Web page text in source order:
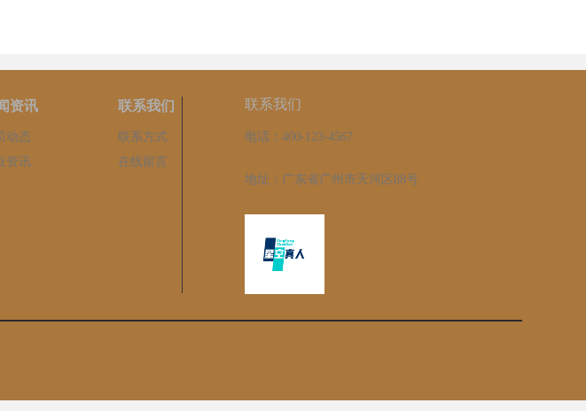
资讯
动态
资讯
联系我们
联系方式
在线留言
联系我们
电话：400-123-4567
地址：广东省广州市天河区88号